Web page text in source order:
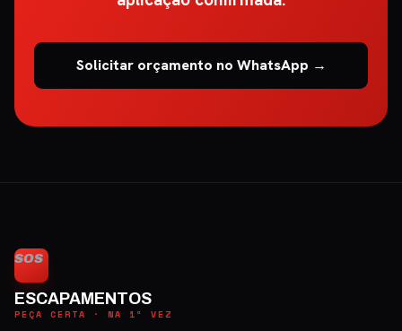
Solicitar orçamento no WhatsApp →
SOS
ESCAPAMENTOS
PEÇA CERTA · NA 1ª VEZ